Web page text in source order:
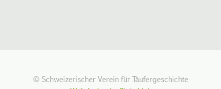
© Schweizerischer Verein für Täufergeschichte